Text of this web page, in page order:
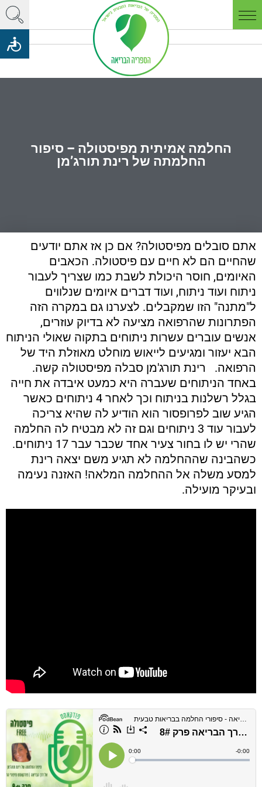
החלמה אמיתית מפיסטולה – סיפור
החלמתה של רינת תורג’מן
אתם סובלים מפיסטולה? אם כן אז אתם יודעים
שהחיים הם לא חיים עם פיסטולה. הכאבים
האיומים, חוסר היכולת לשבת כמו שצריך לעבור
ניתוח ועוד ניתוח, ועוד דברים איומים שנלווים
ל"מתנה" הזו שמקבלים. לצערנו גם במקרה הזה
הפתרונות שהרפואה מציעה לא בדיוק עוזרים,
אנשים עוברים עשרות ניתוחים בתקוה שאולי הניתוח
הבא יעזור ומגיעים לייאוש מוחלט מאוזלת היד של
הרפואה.
רינת תורג'מן סבלה מפיסטולה קשה.
באחד הניתוחים שעברה היא כמעט איבדה את חייה
בגלל רשלנות בניתוח וכך לאחר 4 ניתוחים כאשר
הגיע שוב לפרופסור הוא הודיע לה שהיא צריכה
לעבור עוד 3 ניתוחים וגם זה לא מבטיח לה החלמה
שהרי יש לו בחור צעיר אחד שכבר עבר 17 ניתוחים.
כשהבינה שההחלמה לא תגיע משם יצאה רינת
למסע משלה אל ההחלמה המלאה! האזנה נעימה
ובעיקר מועילה.